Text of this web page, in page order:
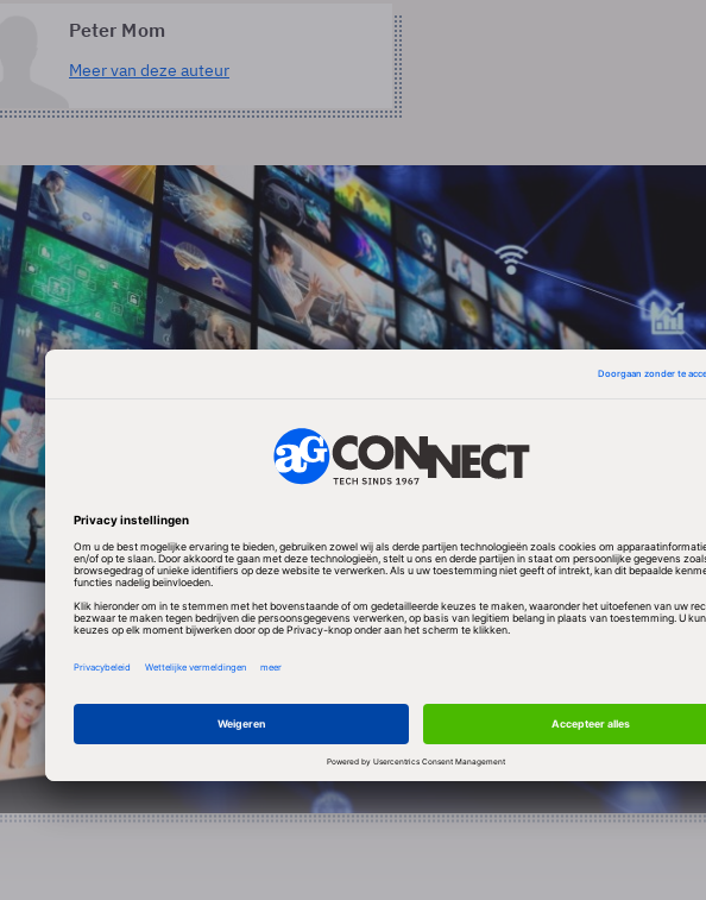
Peter Mom
Meer van deze auteur